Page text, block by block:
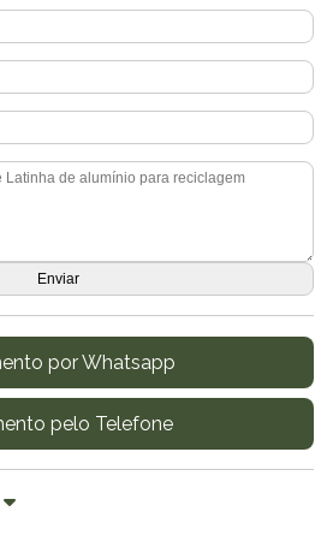
por Whatsapp
pelo Telefone